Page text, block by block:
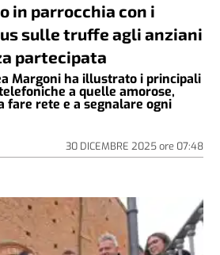
in parrocchia con i
sulle truffe agli anziani
partecipata
Margoni ha illustrato i principali
a quelle amorose,
fare rete e a segnalare ogni
30 DICEMBRE 2025ore 07:48